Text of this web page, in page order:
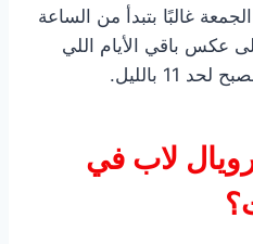
غالبًا بتبدأ من الساعة
10 مساءً، على عكس باقي الأيام اللي
لاب في